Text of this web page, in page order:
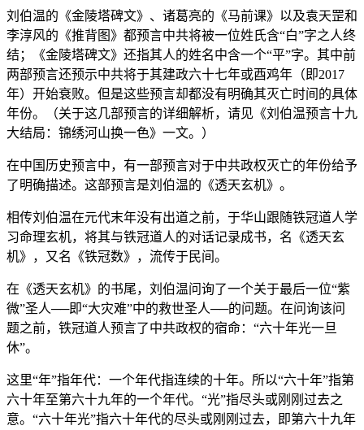
刘伯温的《金陵塔碑文》、诸葛亮的《马前课》以及袁天罡和
李淳风的《推背图》都预言中共将被一位姓氏含“白”字之人终
结；《金陵塔碑文》还指其人的姓名中含一个“平”字。其中前
两部预言还预示中共将于其建政六十七年或酉鸡年（即2017
年）开始衰败。但是这些预言却都没有明确其灭亡时间的具体
年份。（关于这几部预言的详细解析，请见《刘伯温预言十九
大结局：锦绣河山换一色》一文。）
在中国历史预言中，有一部预言对于中共政权灭亡的年份给予
了明确描述。这部预言是刘伯温的《透天玄机》。
相传刘伯温在元代末年没有出道之前，于华山跟随铁冠道人学
习命理玄机，将其与铁冠道人的对话记录成书，名《透天玄
机》，又名《铁冠数》，流传于民间。
在《透天玄机》的书尾，刘伯温问询了一个关于最后一位“紫
微”圣人──即“大灾难”中的救世圣人──的问题。在问询该问
题之前，铁冠道人预言了中共政权的宿命：“六十年光一旦
休”。
这里“年”指年代：一个年代指连续的十年。所以“六十年”指第
六十年至第六十九年的一个年代。“光”指尽头或刚刚过去之
意。“六十年光”指六十年代的尽头或刚刚过去，即第六十九年